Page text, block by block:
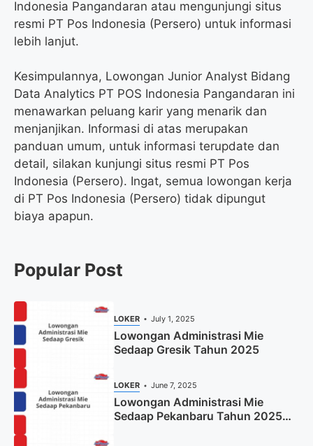
Indonesia Pangandaran atau mengunjungi situs
resmi PT Pos Indonesia (Persero) untuk informasi
lebih lanjut.
Kesimpulannya, Lowongan Junior Analyst Bidang
Data Analytics PT POS Indonesia Pangandaran ini
menawarkan peluang karir yang menarik dan
menjanjikan. Informasi di atas merupakan
panduan umum, untuk informasi terupdate dan
detail, silakan kunjungi situs resmi PT Pos
Indonesia (Persero). Ingat, semua lowongan kerja
di PT Pos Indonesia (Persero) tidak dipungut
biaya apapun.
Popular Post
LOKER July 1, 2025
Lowongan Administrasi Mie
Sedaap Gresik Tahun 2025
LOKER June 7, 2025
Lowongan Administrasi Mie
Sedaap Pekanbaru Tahun 2025